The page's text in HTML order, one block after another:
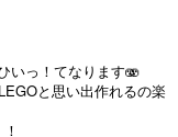
いっ！てなります🫨
と思い出作れるの楽